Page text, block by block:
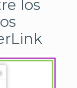
los